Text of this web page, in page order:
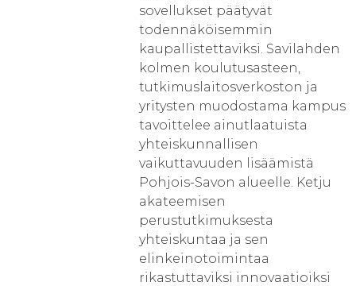
sovellukset päätyvät
todennäköisemmin
kaupallistettaviksi. Savilahden
kolmen koulutusasteen,
tutkimuslaitosverkoston ja
yritysten muodostama kampus
tavoittelee ainutlaatuista
yhteiskunnallisen
vaikuttavuuden lisäämistä
Pohjois-Savon alueelle. Ketju
akateemisen
perustutkimuksesta
yhteiskuntaa ja sen
elinkeinotoimintaa
rikastuttaviksi innovaatioiksi